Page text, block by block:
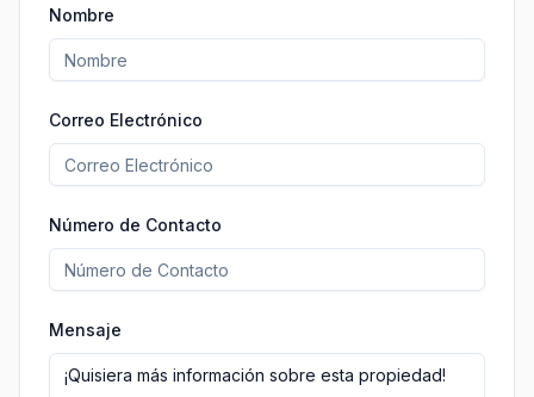
Nombre
Correo Electrónico
Número de Contacto
Mensaje